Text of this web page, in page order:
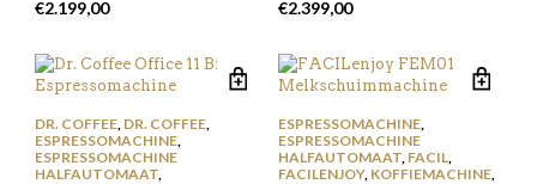
€2.199,00 €2.399,00
DR. COFFEE, DR. COFFEE,
ESPRESSOMACHINE,
ESPRESSOMACHINE
HALFAUTOMAAT,
ESPRESSOMACHINE,
ESPRESSOMACHINE
HALFAUTOMAAT, FACIL,
FACILENJOY, KOFFIEMACHINE,